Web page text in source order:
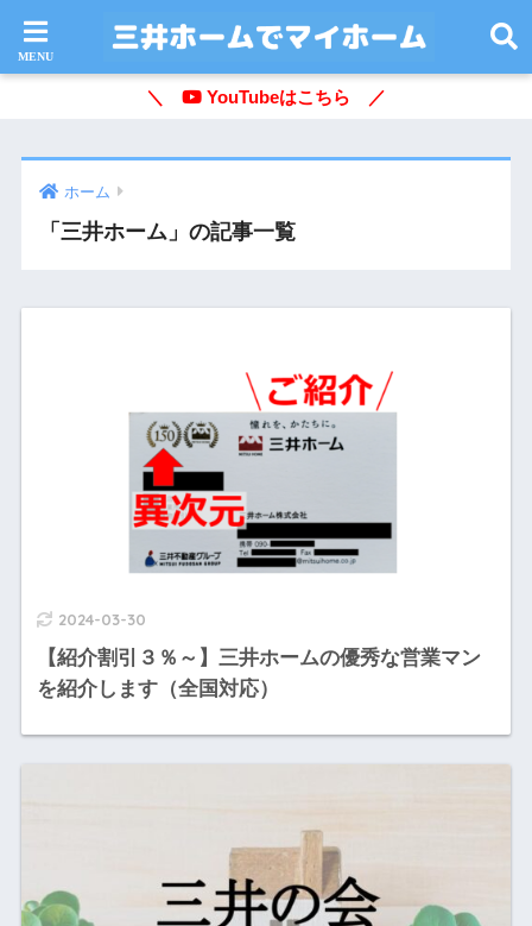
＼ YouTubeはこちら ／
ホーム
「三井ホーム」の記事一覧
2024-03-30
【紹介割引３％～】三井ホームの優秀な営業マン
を紹介します（全国対応）